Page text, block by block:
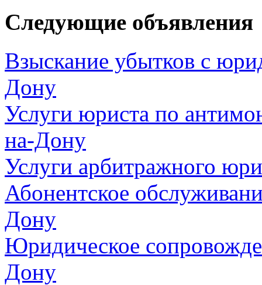
Следующие объявления
Взыскание убытков с
Дону
Услуги юриста по
на-Дону
Услуги арбитражного
Абонентское
Дону
Юридическое
Дону